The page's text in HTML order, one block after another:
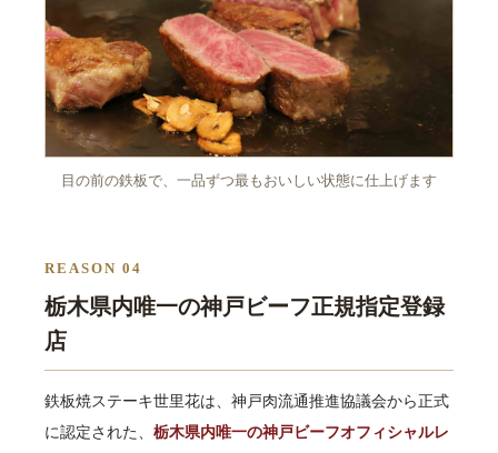
目の前の鉄板で、一品ずつ最もおいしい状態に仕上げます
REASON 04
栃木県内唯一の神戸ビーフ正規指定登録
店
鉄板焼ステーキ世里花は、神戸肉流通推進協議会から正式
に認定された、 栃木県内唯一の神戸ビーフオフィシャルレ